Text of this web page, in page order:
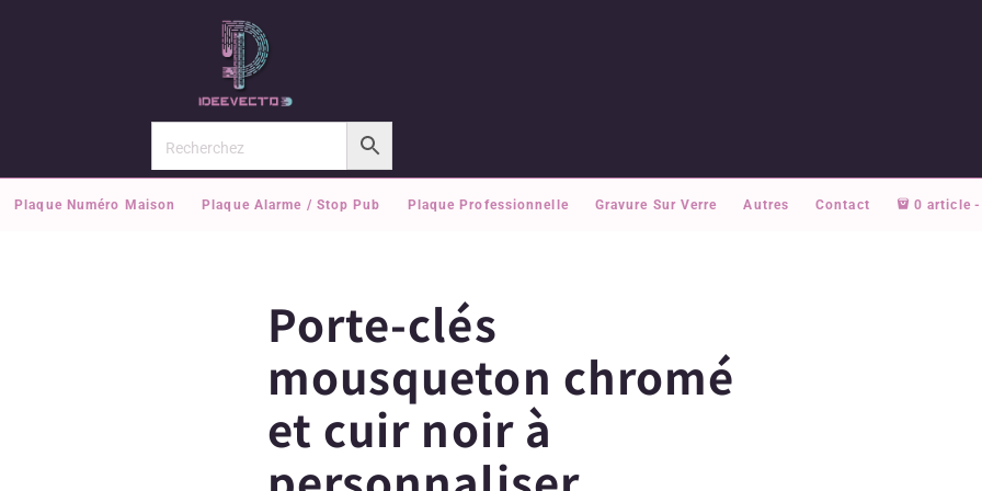
Plaque Numéro Maison Plaque Alarme / Stop Pub Plaque Professionnelle Gravure Sur Verre Autres Contact 0 article
Porte-clés
mousqueton chromé
et cuir noir à